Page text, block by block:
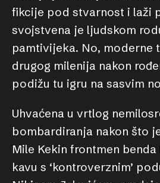
fikcije pod stvarnost i laži
svojstvena je ljudskom
pamtivijeka. No, moderne
drugog milenija nakon
podižu tu igru na sasvim
Uhvaćena u vrtlog
bombardiranja nakon što
Mile Kekin frontmen
kavu s ‘kontroverznim’